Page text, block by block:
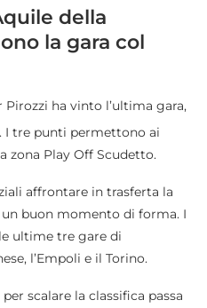
della
la gara col
Pirozzi ha vinto l’ultima gara,
I tre punti permettono ai
zona Play Off Scudetto.
affrontare in trasferta la
un buon momento di forma. I
ultime tre gare di
l’Empoli e il Torino.
scalare la classifica passa